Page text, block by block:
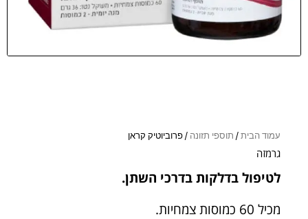
עמוד הבית/ תוספי תזונה / פרוביוטיק קראן
גרמזה
לטיפול בדלקות בדרכי השתן.
מכיל 60 כמוסות צמחיות.